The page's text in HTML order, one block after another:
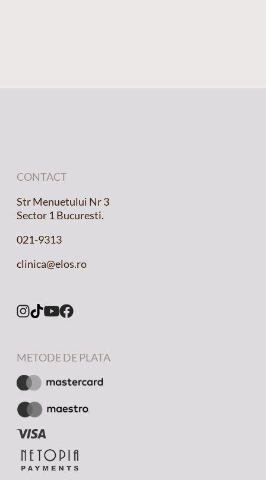
CONTACT
Str Menuetului Nr 3
Sector 1 Bucuresti.
021-9313
clinica@elos.ro
METODE DE PLATA